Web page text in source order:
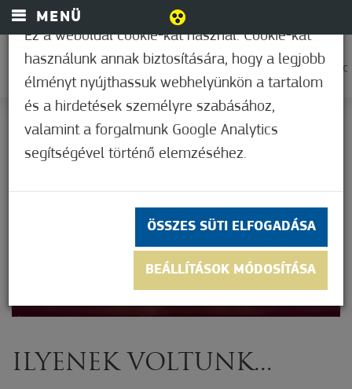
MENÜ
0
27,2°C
ILYENEK VOLTUNK...
Ez a weboldal cookie-kat használ. Cookie-kat
használunk annak biztosítására, hogy a legjobb
élményt nyújthassuk webhelyünkön a tartalom
és a hirdetések személyre szabásához,
valamint a forgalmunk Google Analytics
segítségével történő elemzéséhez.
ÖSSZES SÜTI ELFOGADÁSA
BEÁLLÍTÁSOK MÓDOSÍTÁSA